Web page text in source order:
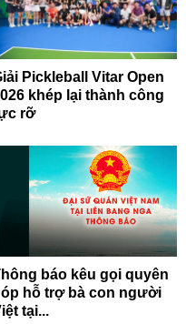
Pickleball Vitar Open
khép lại thành công
rỡ
báo kêu gọi quyên
hỗ trợ bà con người
tại...